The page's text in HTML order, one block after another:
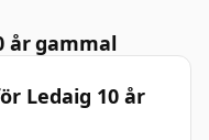
år gammal
Ledaig 10 år